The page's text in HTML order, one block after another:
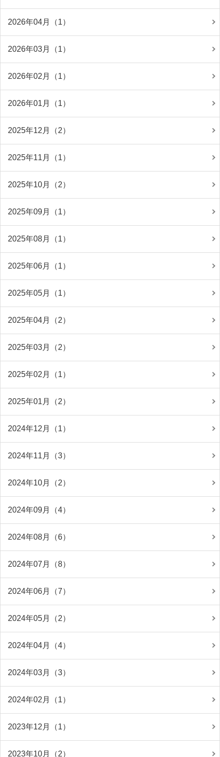
2026年04月（1）
2026年03月（1）
2026年02月（1）
2026年01月（1）
2025年12月（2）
2025年11月（1）
2025年10月（2）
2025年09月（1）
2025年08月（1）
2025年06月（1）
2025年05月（1）
2025年04月（2）
2025年03月（2）
2025年02月（1）
2025年01月（2）
2024年12月（1）
2024年11月（3）
2024年10月（2）
2024年09月（4）
2024年08月（6）
2024年07月（8）
2024年06月（7）
2024年05月（2）
2024年04月（4）
2024年03月（3）
2024年02月（1）
2023年12月（1）
2023年10月（2）